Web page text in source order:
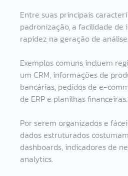
Entre suas principais
padronização, a facilidade de
rapidez na geração de
Exemplos comuns incluem
um CRM, informações de
bancárias, pedidos de e-
de ERP e planilhas financeiras.
Por serem organizados e
dados estruturados
dashboards, indicadores de
analytics.